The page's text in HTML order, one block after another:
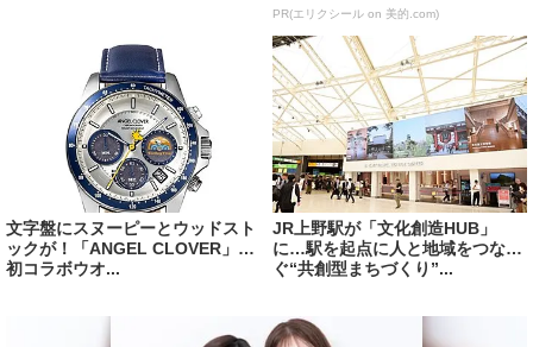
PR(エリクシール on 美的.com)
文字盤にスヌーピーとウッドスト
ックが！「ANGEL CLOVER」の
初コラボウオ...
JR上野駅が「文化創造HUB」
に…駅を起点に人と地域をつな
ぐ“共創型まちづくり”...